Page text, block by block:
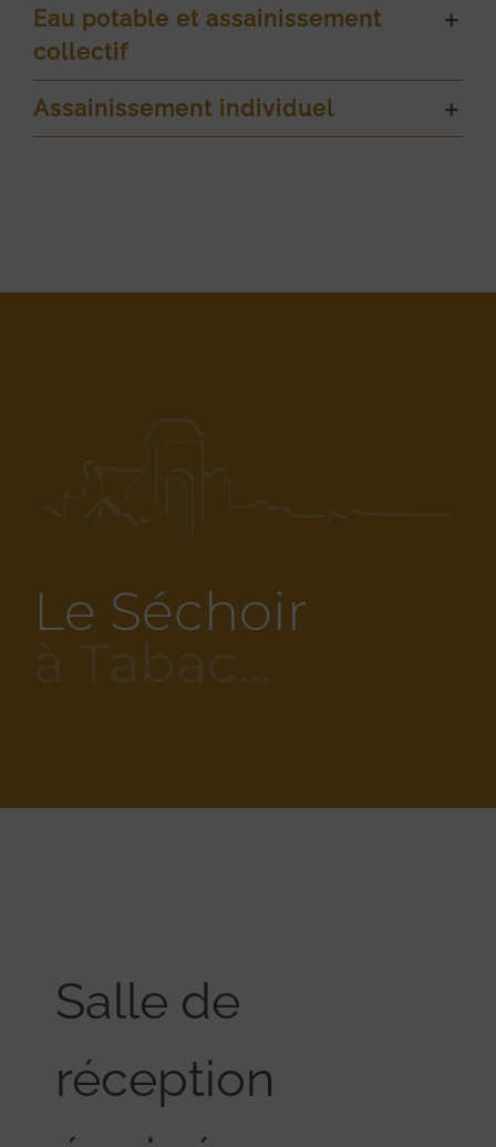
Eau potable et assainissement
collectif
Assainissement individuel
Le Séchoir
Salle de
réception